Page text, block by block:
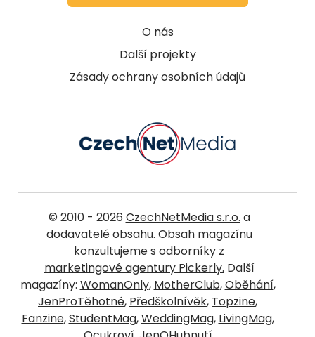
O nás
Další projekty
Zásady ochrany osobních údajů
© 2010 - 2026 CzechNetMedia s.r.o. a
dodavatelé obsahu. Obsah magazínu
konzultujeme s odborníky z
marketingové agentury Pickerly. Další
magazíny: WomanOnly, MotherClub,Oběhání,
JenProTěhotné, Předškolnívěk, Topzine,
Fanzine,StudentMag,WeddingMag, LivingMag,